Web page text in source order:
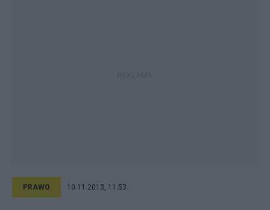
PRAWO 10.11.2013, 11:53